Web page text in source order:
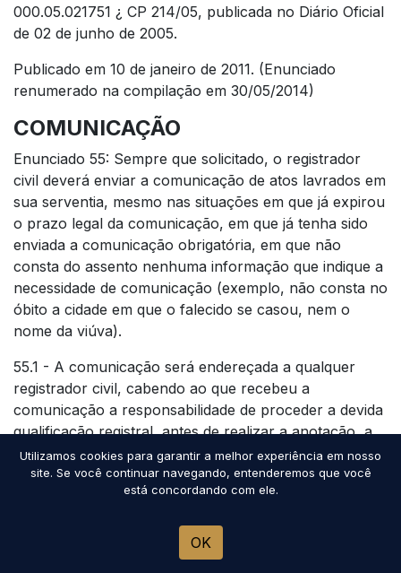
000.05.021751 ¿ CP 214/05, publicada no Diário Oficial
de 02 de junho de 2005.
Publicado em 10 de janeiro de 2011. (Enunciado
renumerado na compilação em 30/05/2014)
COMUNICAÇÃO
Enunciado 55: Sempre que solicitado, o registrador
civil deverá enviar a comunicação de atos lavrados em
sua serventia, mesmo nas situações em que já expirou
o prazo legal da comunicação, em que já tenha sido
enviada a comunicação obrigatória, em que não
consta do assento nenhuma informação que indique a
necessidade de comunicação (exemplo, não consta no
óbito a cidade em que o falecido se casou, nem o
nome da viúva).
55.1 - A comunicação será endereçada a qualquer
registrador civil, cabendo ao que recebeu a
comunicação a responsabilidade de proceder a devida
qualificação registral, antes de realizar a anotação, a
fim de verificar se se trata da mesma pessoa
55.2 - A comunicação enviada não poderá conter
elementos que não constem do respectivo registro,
observações da comunicação que se trata de
informação declarada pelo cidadão solicitante para
Utilizamos cookies para garantir a melhor experiência em nosso
site. Se você continuar navegando, entenderemos que você
está concordando com ele.
OK